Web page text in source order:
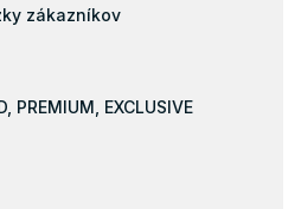
zákazníkov
PREMIUM, EXCLUSIVE